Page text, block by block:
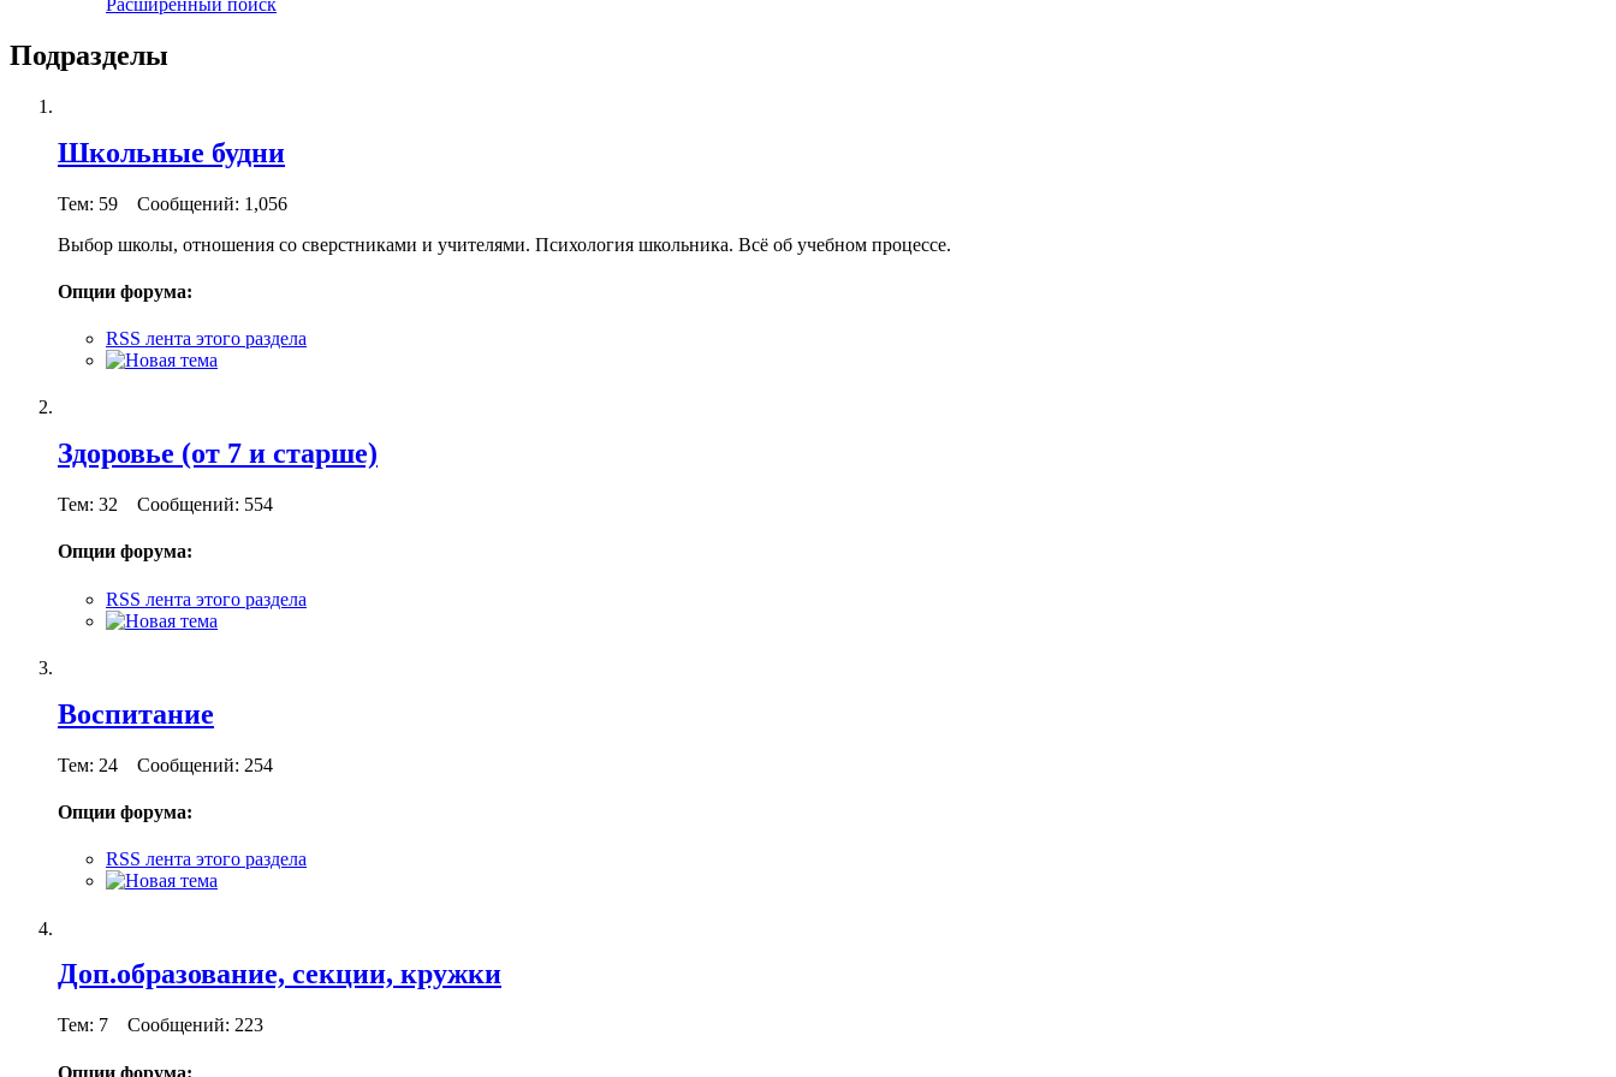
Расширенный поиск
Подразделы
Школьные будни
Тем: 59 Сообщений: 1,056
Выбор школы, отношения со сверстниками и учителями. Психология школьника. Всё об учебном процессе.
Опции форума:
RSS лента этого раздела
Здоровье (от 7 и старше)
Тем: 32 Сообщений: 554
Опции форума:
RSS лента этого раздела
Воспитание
Тем: 24 Сообщений: 254
Опции форума:
RSS лента этого раздела
Доп.образование, секции, кружки
Тем: 7 Сообщений: 223
Опции форума: